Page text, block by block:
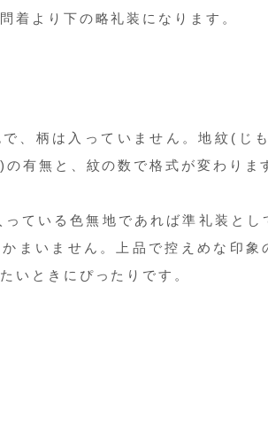
着より下の略礼装になります。
、柄は入っていません。地紋(じ
の有無と、紋の数で格式が変わりま
ている色無地であれば準礼装と
まいません。上品で控えめな印
いときにぴったりです。